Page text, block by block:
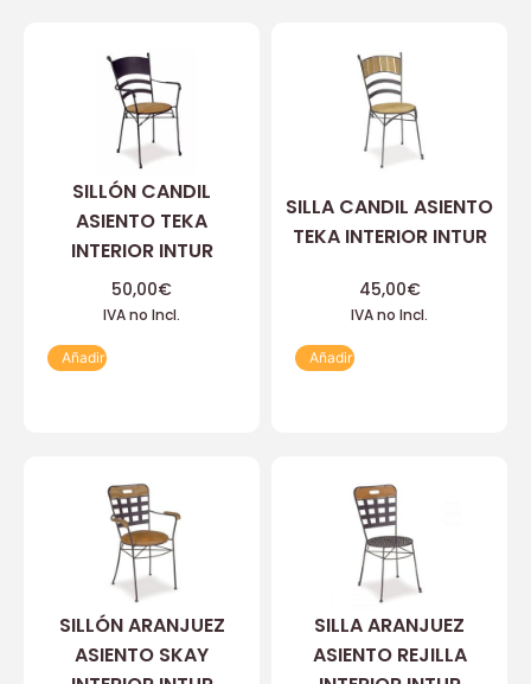
SILLÓN CANDIL
ASIENTO TEKA
INTERIOR INTUR
50,00€
IVA no Incl.
Añadir
SILLA CANDIL ASIENTO
TEKA INTERIOR INTUR
45,00€
IVA no Incl.
Añadir
SILLÓN ARANJUEZ
ASIENTO SKAY
SILLA ARANJUEZ
ASIENTO REJILLA